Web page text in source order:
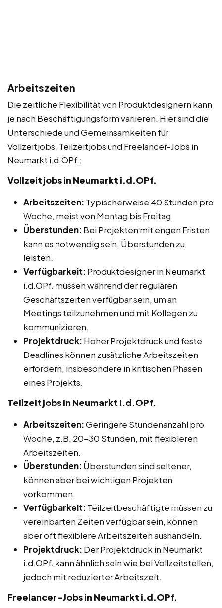
Arbeitszeiten
Die zeitliche Flexibilität von Produktdesignern kann
je nach Beschäftigungsform variieren. Hier sind die
Unterschiede und Gemeinsamkeiten für
Vollzeitjobs, Teilzeitjobs und Freelancer-Jobs in
Neumarkt i.d.OPf.:
Vollzeitjobs in Neumarkt i.d.OPf.
Arbeitszeiten: Typischerweise 40 Stunden pro
Woche, meist von Montag bis Freitag.
Überstunden: Bei Projekten mit engen Fristen
kann es notwendig sein, Überstunden zu
leisten.
Verfügbarkeit: Produktdesigner in Neumarkt
i.d.OPf. müssen während der regulären
Geschäftszeiten verfügbar sein, um an
Meetings teilzunehmen und mit Kollegen zu
kommunizieren.
Projektdruck: Hoher Projektdruck und feste
Deadlines können zusätzliche Arbeitszeiten
erfordern, insbesondere in kritischen Phasen
eines Projekts.
Teilzeitjobs in Neumarkt i.d.OPf.
Arbeitszeiten:Geringere Stundenanzahl pro
Woche, z.B. 20-30 Stunden, mit flexibleren
Arbeitszeiten.
Überstunden: Überstunden sind seltener,
können aber bei wichtigen Projekten
vorkommen.
Verfügbarkeit: Teilzeitbeschäftigte müssen zu
vereinbarten Zeiten verfügbar sein, können
aber oft flexiblere Arbeitszeiten aushandeln.
Projektdruck: Der Projektdruck in Neumarkt
i.d.OPf. kann ähnlich sein wie bei Vollzeitstellen,
jedoch mit reduzierter Arbeitszeit.
Freelancer-Jobs in Neumarkt i.d.OPf.